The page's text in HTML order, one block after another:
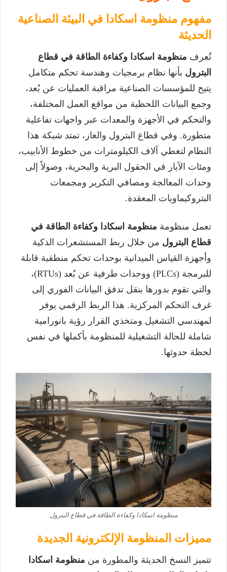
مفهوم منظومة اسكادا في البيئة الصناعية
الحديثة
تُعرف منظومة اسكادا وكفاءة الطاقة في قطاع
البترول بأنها نظام برمجيات وهندسة تحكم متكامل
يتيح للمؤسسات الصناعية مراقبة العمليات عن بُعد،
وجمع البيانات اللحظية من مواقع العمل المختلفة،
والتحكم في الأجهزة والمعدات عبر واجهات تفاعلية
متطورة. وفي قطاع البترول والغاز، تمتد شبكة هذا
النظام لتغطي آلاف الكيلومترات من خطوط الأنابيب،
ومئات الآبار في الحقول البرية والبحرية، وصولاً إلى
وحدات المعالجة ومصافي التكرير ومجمعات
البتروكيماويات المعقدة.
تعمل منظومة منظومة اسكادا وكفاءة الطاقة في
قطاع البترول من خلال ربط المستشعرات الذكية
وأجهزة القياس الميدانية بوحدات تحكم منطقية قابلة
للبرمجة (PLCs) ووحدات طرفية عن بُعد (RTUs)،
والتي تقوم بدورها بنقل تدفق البيانات الفوري إلى
غرف التحكم المركزية. هذا الربط الرقمي يوفر
لمهندسي التشغيل ومتخذي القرار رؤية بانورامية
شاملة للحالة التشغيلية للمنظومة بأكملها في نفس
لحظة حدوثها.
منظومة اسكادا وكفاءة الطاقة في قطاع البترول
مميزات المنظومة الإلكترونية الجديدة
تتميز النسخ الحديثة والمطورة من منظومة اسكادا